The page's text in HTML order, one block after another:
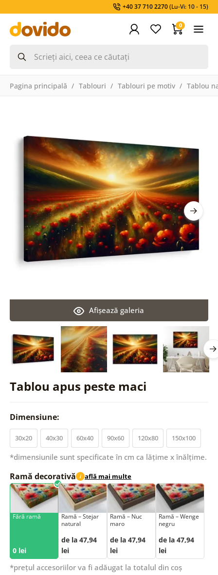
+40 37 710 2270(Lu-Vi: 10 - 15)
0
Pagina principală Tablouri Tablouri pe motiv Tablou
Tablou apus peste maci
Afişează galeria
Dimensiune:
30x20 40x30 60x40 90x60 120x80 150x100
*dimensiunile sunt specificate în cm ca lățime x înălțime.
Ramă decorativă i află mai multe
Fără ramă
0 lei
Ramă – Stejar
natural
de la 47,94
lei
Ramă – Nuc
maro
de la 47,94
lei
Ramă – Wenge
negru
de la 47,94
lei
*prețul accesoriilor va fi adăugat la totalul din coș